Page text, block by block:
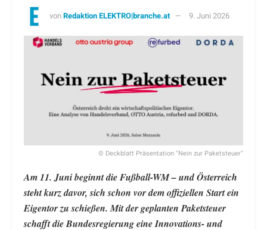
vonRedaktion ELEKTRO|branche.at 9. Juni 2026
© Deckblatt Präsentation "Nein zur Paketsteuer"
Am 11. Juni beginnt die Fußball-WM – und Österreich
steht kurz davor, sich schon vor dem offiziellen Start ein
Eigentor zu schießen. Mit der geplanten Paketsteuer
schafft die Bundesregierung eine Innovations- und